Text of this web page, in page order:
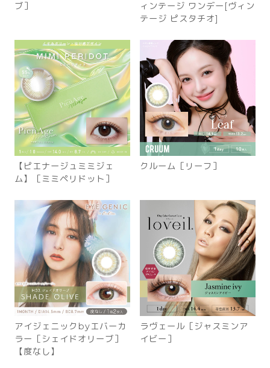
ブ］
ィンテージ ワンデー[ヴィン
テージ ピスタチオ]
【ピエナージュミミジェ
ム】［ミミペリドット］
クルーム［リーフ］
アイジェニックbyエバーカ
ラー［シェイドオリーブ］
【度なし】
ラヴェール［ジャスミンア
イビー］